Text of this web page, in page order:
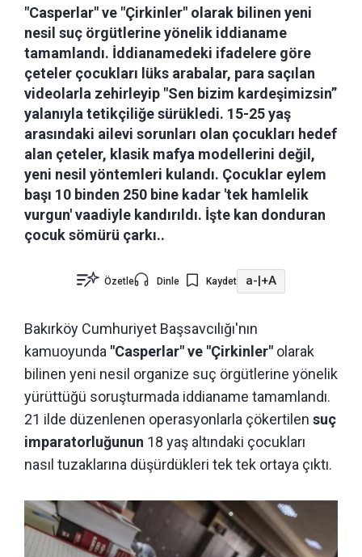
"Casperlar" ve "Çirkinler" olarak bilinen yeni
nesil suç örgütlerine yönelik iddianame
tamamlandı. İddianamedeki ifadelere göre
çeteler çocukları lüks arabalar, para saçılan
videolarla zehirleyip "Sen bizim kardeşimizsin”
yalanıyla tetikçiliğe sürükledi. 15-25 yaş
arasındaki ailevi sorunları olan çocukları hedef
alan çeteler, klasik mafya modellerini değil,
yeni nesil yöntemleri kulandı. Çocuklar eylem
başı 10 binden 250 bine kadar 'tek hamlelik
vurgun' vaadiyle kandırıldı. İşte kan donduran
çocuk sömürü çarkı..
Özetle Dinle Kaydet a-|+A
Bakırköy Cumhuriyet Başsavcılığı'nın
kamuoyunda "Casperlar" ve "Çirkinler" olarak
bilinen yeni nesil organize suç örgütlerine yönelik
yürüttüğü soruşturmada iddianame tamamlandı.
21 ilde düzenlenen operasyonlarla çökertilen suç
imparatorluğunun 18 yaş altındaki çocukları
nasıl tuzaklarına düşürdükleri tek tek ortaya çıktı.